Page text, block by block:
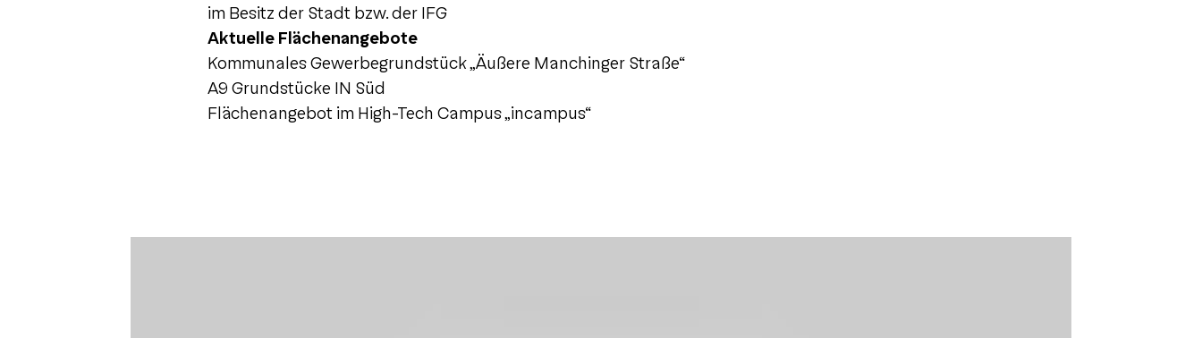
im Besitz der Stadt bzw. der IFG
Aktuelle Flächenangebote
Kommunales Gewerbegrundstück „Äußere Manchinger Straße“
A9 Grundstücke IN Süd
Flächenangebot im High-Tech Campus „incampus“